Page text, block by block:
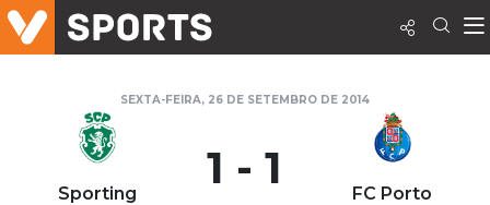
SEXTA-FEIRA, 26 DE SETEMBRO DE 2014
Sporting 1 - 1 FC Porto